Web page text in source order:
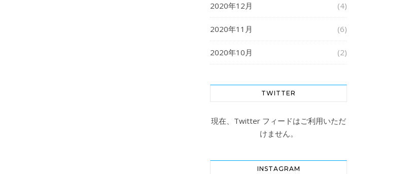
2020年12月 (4)
2020年11月 (6)
2020年10月 (2)
TWITTER
現在、Twitter フィードはご利用いただ
けません。
INSTAGRAM